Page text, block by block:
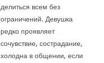
делиться всем без
ограничений. Девушка
редко проявляет
сочувствие, сострадание,
холодна в общении, если